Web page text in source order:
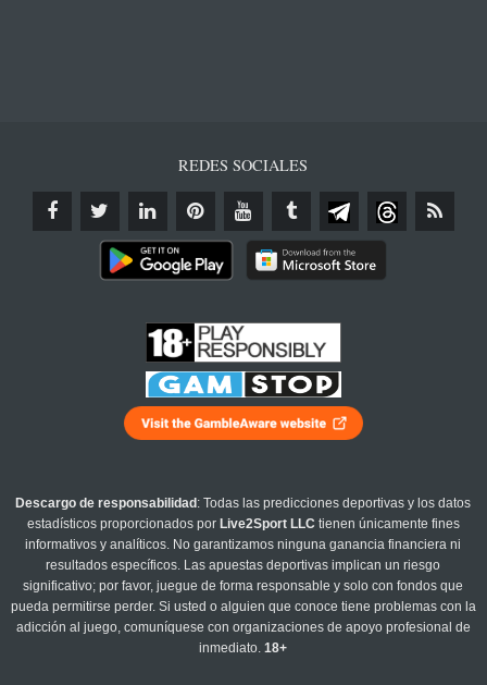
REDES SOCIALES
Descargo de responsabilidad : Todas las predicciones deportivas y los datos
estadísticos proporcionados por Live2Sport LLC tienen únicamente fines
informativos y analíticos. No garantizamos ninguna ganancia financiera ni
resultados específicos. Las apuestas deportivas implican un riesgo
significativo; por favor, juegue de forma responsable y solo con fondos que
pueda permitirse perder. Si usted o alguien que conoce tiene problemas con la
adicción al juego, comuníquese con organizaciones de apoyo profesional de
inmediato.18+